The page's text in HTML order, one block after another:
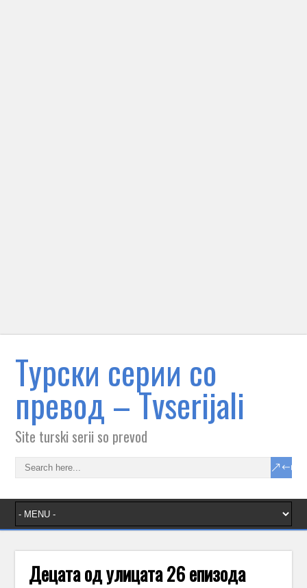
Tурски серии со
превод – Тvserijali
Site turski serii so prevod
Децата од улицата 26 епизода